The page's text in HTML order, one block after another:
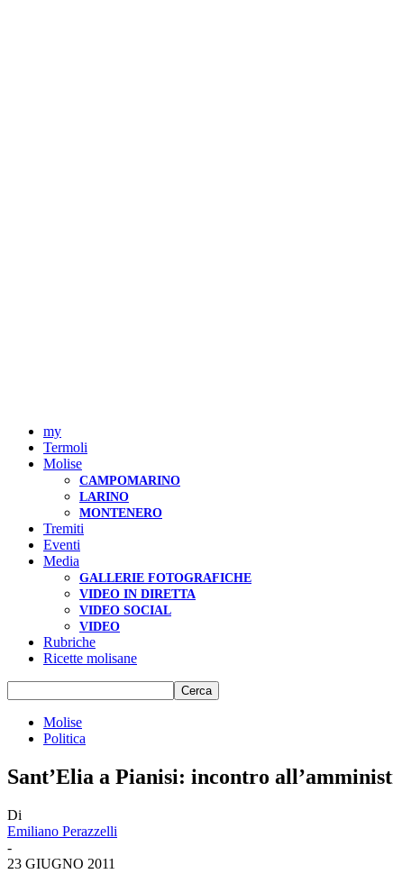
my
Termoli
Molise
CAMPOMARINO
LARINO
MONTENERO
Tremiti
Eventi
Media
GALLERIE FOTOGRAFICHE
VIDEO IN DIRETTA
VIDEO SOCIAL
VIDEO
Rubriche
Ricette molisane
Molise
Politica
Sant’Elia a Pianisi: incontro
Di
Emiliano Perazzelli
-
23 GIUGNO 2011